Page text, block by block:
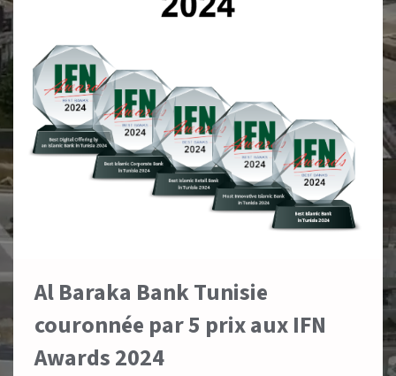
Al Baraka Bank Tunisie
couronnée par 5 prix aux IFN
Awards 2024